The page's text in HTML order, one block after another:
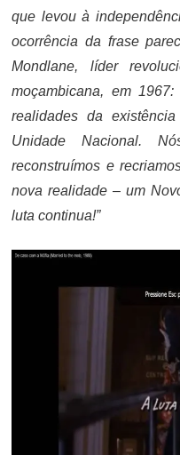
que levou à
ocorrência da frase
Mondlane, líder
moçambicana, em
realidades da
Unidade Nacional.
reconstruímos e
nova realidade – um
luta continua!”